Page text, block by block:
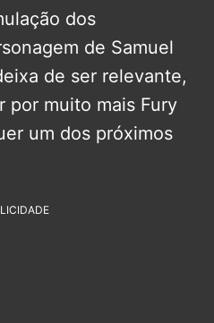
dos
de Samuel
de ser relevante,
por muito mais Fury
um dos próximos